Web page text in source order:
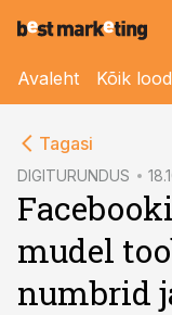
Avaleht Kõik lood
Tagasi
DIGITURUNDUS
mudel
numbrid